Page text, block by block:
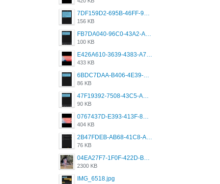
7DF159D2-695B-46FF-920D-F5563F130CE0.png
156 KB
FB7DA040-96C0-43A2-AD40-D53B0579351A.png
100 KB
E426A610-3639-4383-A7D7-C087D81557EF.png
433 KB
6BDC7DAA-B406-4E39-9CB1-07F90ABD4E77.png
86 KB
47F19392-7508-43C5-AB3A-B7CEF431CF8E.png
90 KB
0767437D-E393-413F-8E32-987A4133A001.png
404 KB
2B47FDEB-AB68-41C8-A80C-5E424F7D88C2.png
76 KB
04EA27F7-1F0F-422D-B5B0-BCC0C6A6CC83.jpeg
2300 KB
IMG_6518.jpg